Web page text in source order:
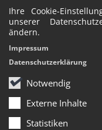
Ihre Cookie-
unserer
ändern.
Notwendig
Externe Inhalte
Statistiken
Impressum
Datenschutzerklärung